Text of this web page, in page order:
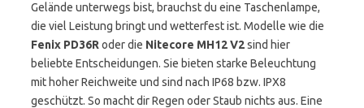
Gelände unterwegs bist, brauchst du eine Taschenlampe,
die viel Leistung bringt und wetterfest ist. Modelle wie die
Fenix PD36R oder die Nitecore MH12 V2sind hier
beliebte Entscheidungen. Sie bieten starke Beleuchtung
mit hoher Reichweite und sind nach IP68 bzw. IPX8
geschützt. So macht dir Regen oder Staub nichts aus. Eine